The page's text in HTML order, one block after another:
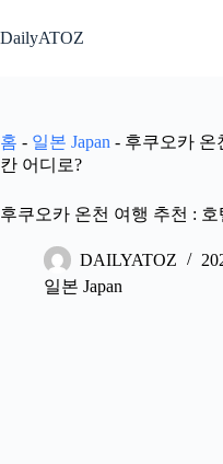
문
뛰
기
DailyATOZ
홈 - 일본 Japan - 후쿠오카 온
칸 어디로?
후쿠오카 온천 여행 추천 :
DAILYATOZ
일본 Japan